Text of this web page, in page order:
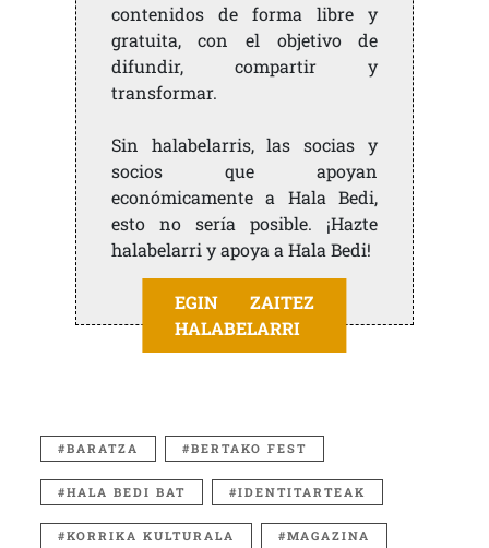
contenidos de forma libre y
gratuita, con el objetivo de
difundir, compartir y
transformar.
Sin halabelarris, las socias y
socios que apoyan
económicamente a Hala Bedi,
esto no sería posible. ¡Hazte
halabelarri y apoya a Hala Bedi!
EGIN ZAITEZ
HALABELARRI
BARATZA BERTAKO FEST
HALA BEDI BAT IDENTITARTEAK
KORRIKA KULTURALA MAGAZINA